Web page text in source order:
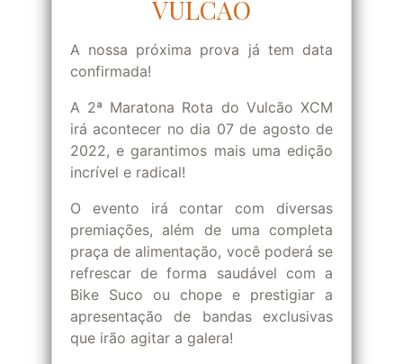
VULCÃO
A nossa próxima prova já tem data
confirmada!
A 2ª Maratona Rota do Vulcão XCM
irá acontecer no dia 07 de agosto de
2022, e garantimos mais uma edição
incrível e radical!
O evento irá contar com diversas
premiações, além de uma completa
praça de alimentação, você poderá se
refrescar de forma saudável com a
Bike Suco ou chope e prestigiar a
apresentação de bandas exclusivas
que irão agitar a galera!